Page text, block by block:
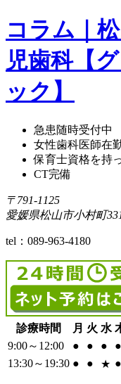
コラム｜
児歯科【
ック】
急患随時受付中
女性歯科医師在
保育士資格を持
CT完備
〒791-1125
愛媛県松山市小村町
tel： 089-963-4180
診療時間 月 火 水
9:00～12:00
● ● ● ●
13:30～19:30 ● ● ★ ●